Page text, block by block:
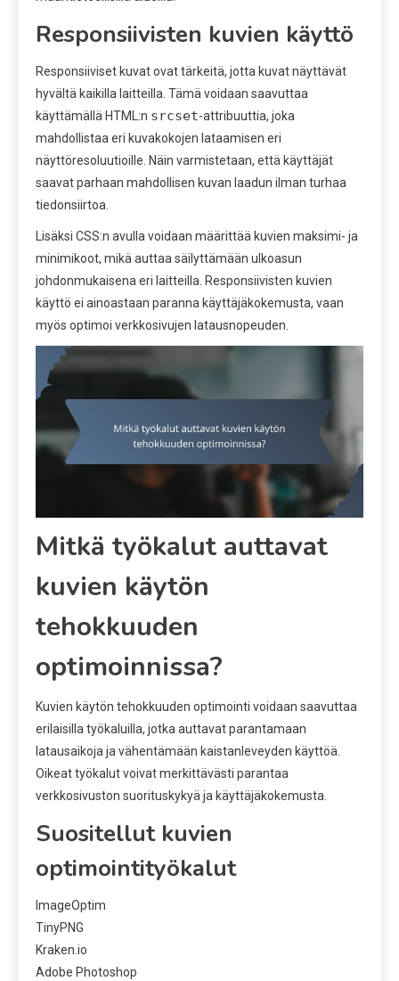
Responsiivisten kuvien käyttö
Responsiiviset kuvat ovat tärkeitä, jotta kuvat näyttävät
hyvältä kaikilla laitteilla. Tämä voidaan saavuttaa
käyttämällä HTML:n srcset-attribuuttia, joka
mahdollistaa eri kuvakokojen lataamisen eri
näyttöresoluutioille. Näin varmistetaan, että käyttäjät
saavat parhaan mahdollisen kuvan laadun ilman turhaa
tiedonsiirtoa.
Lisäksi CSS:n avulla voidaan määrittää kuvien maksimi- ja
minimikoot, mikä auttaa säilyttämään ulkoasun
johdonmukaisena eri laitteilla. Responsiivisten kuvien
käyttö ei ainoastaan paranna käyttäjäkokemusta, vaan
myös optimoi verkkosivujen latausnopeuden.
Mitkä työkalut auttavat
kuvien käytön
tehokkuuden
optimoinnissa?
Kuvien käytön tehokkuuden optimointi voidaan saavuttaa
erilaisilla työkaluilla, jotka auttavat parantamaan
latausaikoja ja vähentämään kaistanleveyden käyttöä.
Oikeat työkalut voivat merkittävästi parantaa
verkkosivuston suorituskykyä ja käyttäjäkokemusta.
Suositellut kuvien
optimointityökalut
ImageOptim
TinyPNG
Kraken.io
Adobe Photoshop